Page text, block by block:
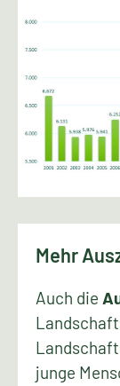
Mehr
Auch die
junge